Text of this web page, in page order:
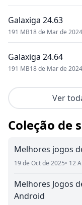
Galaxiga 24.63
191 MB18 de Mar de 2024
Galaxiga 24.64
191 MB18 de Mar de 2024
Ver
Coleção de
Melhores jogos
19 de Oct de 2025• 12
Melhores Jogos
Android